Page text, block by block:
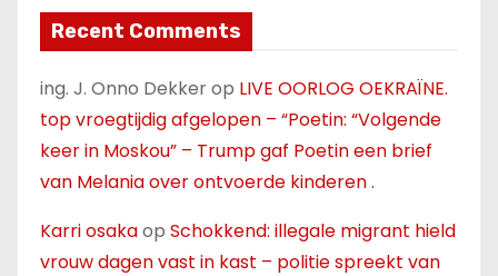
Recent Comments
ing. J. Onno Dekkerop LIVE OORLOG OEKRAÏNE.
top vroegtijdig afgelopen – “Poetin: “Volgende
keer in Moskou” – Trump gaf Poetin een brief
van Melania over ontvoerde kinderen .
Karri osakaop Schokkend: illegale migrant hield
vrouw dagen vast in kast – politie spreekt van